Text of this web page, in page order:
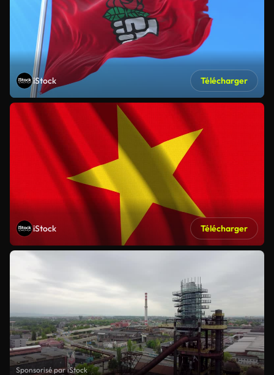
iStock Télécharger
iStock Télécharger
Sponsorisé par iStock